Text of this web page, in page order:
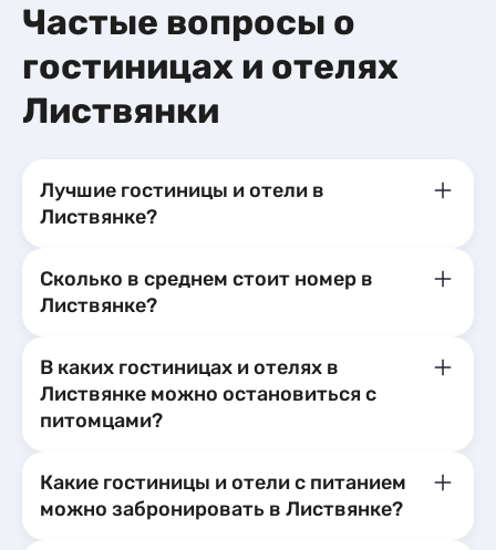
Частые вопросы о
гостиницах и отелях
Листвянки
Лучшие гостиницы и отели в
Листвянке?
Сколько в среднем стоит номер в
Листвянке?
В каких гостиницах и отелях в
Листвянке можно остановиться с
питомцами?
Какие гостиницы и отели с питанием
можно забронировать в Листвянке?